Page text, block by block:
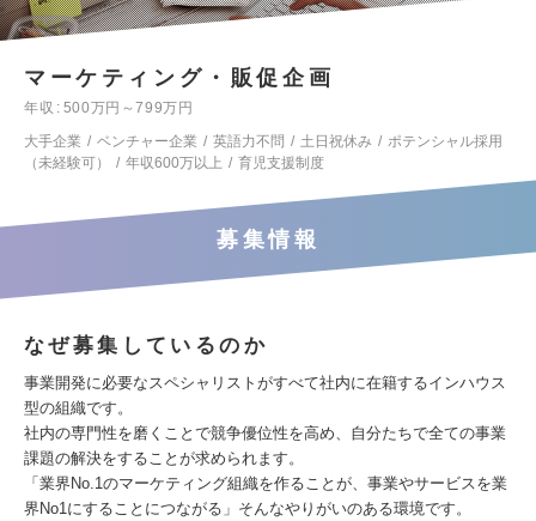
マーケティング・販促企画
年収
500万円～799万円
大手企業
ベンチャー企業 英語力不問 土日祝休み
ポテンシャル採用
（未経験可）
年収600万以上 育児支援制度
募集情報
なぜ募集しているのか
事業開発に必要なスペシャリストがすべて社内に在籍するインハウス
型の組織です。
社内の専門性を磨くことで競争優位性を高め、自分たちで全ての事業
課題の解決をすることが求められます。
「業界No.1のマーケティング組織を作ることが、事業やサービスを業
界No1にすることにつながる」そんなやりがいのある環境です。